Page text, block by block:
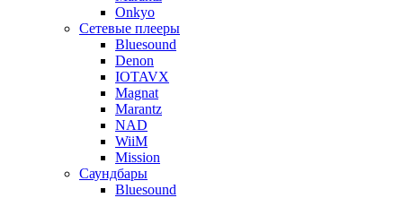
Onkyo
Сетевые плееры
Bluesound
Denon
IOTAVX
Magnat
Marantz
NAD
WiiM
Mission
Саундбары
Bluesound